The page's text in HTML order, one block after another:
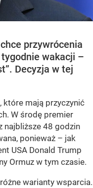
przywrócenia
wakacji –
Decyzja w tej
które mają przyczynić
W środę premier
najbliższe 48 godzin
ponieważ – jak
USA Donald Trump
Ormuz w tym czasie.
warianty wsparcia.